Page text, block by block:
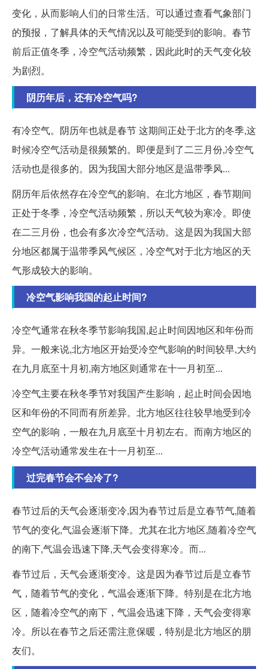
变化，从而影响人们的日常生活。可以通过查看气象部门
的预报，了解具体的天气情况以及可能受到的影响。春节
前后正值冬季，冷空气活动频繁，因此此时的天气变化较
为剧烈。
阴历年后，还有冷空气吗?
有冷空气。阴历年也就是春节 这期间正处于北方的冬季,这
时候冷空气活动是很频繁的。即便是到了二三月份,冷空气
活动也是很多的。因为我国大部分地区是温带季风...
阴历年后依然存在冷空气的影响。在北方地区，春节期间
正处于冬季，冷空气活动频繁，所以天气较为寒冷。即使
在二三月份，也会有多次冷空气活动。这是因为我国大部
分地区都属于温带季风气候区，冷空气对于北方地区的天
气形成较大的影响。
冷空气影响我国的起止时间?
冷空气通常在秋冬季节影响我国,起止时间因地区和年份而
异。一般来说,北方地区开始受冷空气影响的时间较早,大约
在九月底至十月初,南方地区则通常在十一月初至...
冷空气主要在秋冬季节对我国产生影响，起止时间会因地
区和年份的不同而有所差异。北方地区往往较早地受到冷
空气的影响，一般在九月底至十月初左右。而南方地区的
冷空气活动通常发生在十一月初至...
过完春节会不会冷了?
春节过后的天气会逐渐变冷,因为春节过后是立春节气,随着
节气的变化,气温会逐渐下降。尤其在北方地区,随着冷空气
的南下,气温会迅速下降,天气会变得寒冷。而...
春节过后，天气会逐渐变冷。这是因为春节过后是立春节
气，随着节气的变化，气温会逐渐下降。特别是在北方地
区，随着冷空气的南下，气温会迅速下降，天气会变得寒
冷。所以在春节之后还需注意保暖，特别是北方地区的朋
友们。